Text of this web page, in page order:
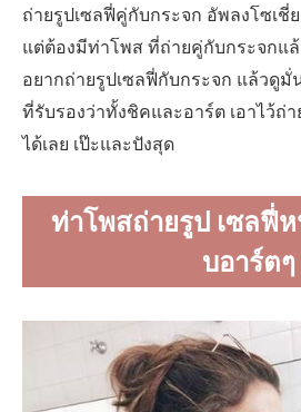
ถ่ายรูปเซลฟี่คู่กับกระจก อัพลงโซเชี่
แต่ต้องมีท่าโพส ที่ถ่ายคู่กับกระจกแ
อยากถ่ายรูปเซลฟี่กับกระจก แล้วดูมั่
ที่รับรองว่าทั้งชิคและอาร์ต เอาไว้ถ่
ได้เลย เป๊ะและปังสุด
ท่าโพสถ่ายรูป เซลฟี่
บอาร์ตๆ